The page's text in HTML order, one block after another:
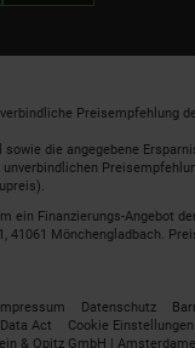
Preisempfehlung
sowie die angegebene
unverbindlichen
ein Finanzierungs-Angebot
41061 Mönchengladbach.
Impressum Datenschutz
Data Act
Cookie Einstellungen
& Opitz GmbH | Amsterdamer